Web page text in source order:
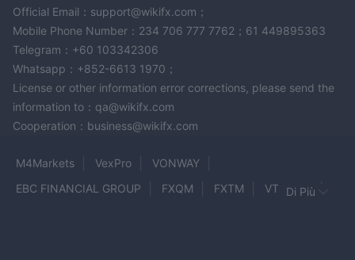
Official Email：support@wikifx.com；
Mobile Phone Number：234 706 777 7762；61 449895363
Telegram：+60 103342306
Whatsapp：+852-6613 1970；
License or other information error corrections, please send the
information to：qa@wikifx.com
Cooperation：business@wikifx.com
M4Markets VexPro
VONWAY
EBC FINANCIAL GROUP
FXQM FXTM
VTINDEX
Di Più